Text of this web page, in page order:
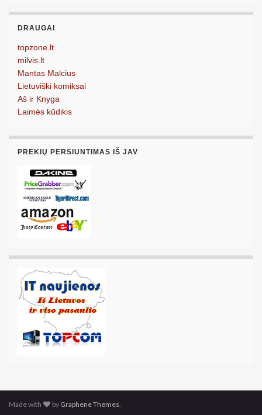
DRAUGAI
topzone.lt
milvis.lt
Mantas Malcius
Lietuviški komiksai
Aš ir Knyga
Laimės kūdikis
PREKIŲ PERSIUNTIMAS IŠ JAV
Made with by Graphene Themes